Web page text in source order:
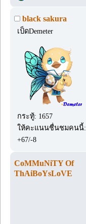
black sakura
เป็ดDemeter
กระทู้: 1657
ให้คะแนนชื่นชมคนนี้:
+67/-8
CoMMuNiTY Of
ThAiBoYsLoVE